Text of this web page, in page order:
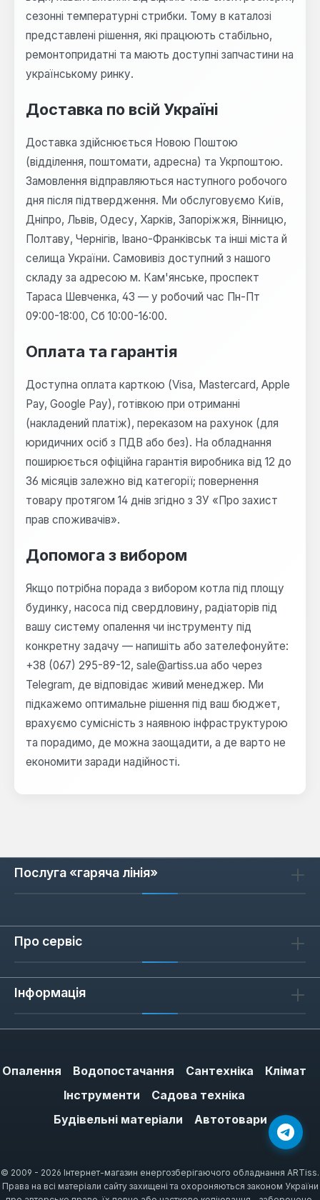
сезонні температурні стрибки. Тому в каталозі
представлені рішення, які працюють стабільно,
ремонтопридатні та мають доступні запчастини на
українському ринку.
Доставка по всій Україні
Доставка здійснюється Новою Поштою
(відділення, поштомати, адресна) та Укрпоштою.
Замовлення відправляються наступного робочого
дня після підтвердження. Ми обслуговуємо Київ,
Дніпро, Львів, Одесу, Харків, Запоріжжя, Вінницю,
Полтаву, Чернігів, Івано-Франківськ та інші міста й
селища України. Самовивіз доступний з нашого
складу за адресою м. Кам'янське, проспект
Тараса Шевченка, 43 — у робочий час Пн-Пт
09:00-18:00, Сб 10:00-16:00.
Оплата та гарантія
Доступна оплата карткою (Visa, Mastercard, Apple
Pay, Google Pay), готівкою при отриманні
(накладений платіж), переказом на рахунок (для
юридичних осіб з ПДВ або без). На обладнання
поширюється офіційна гарантія виробника від 12 до
36 місяців залежно від категорії; повернення
товару протягом 14 днів згідно з ЗУ «Про захист
прав споживачів».
Допомога з вибором
Якщо потрібна порада з вибором котла під площу
будинку, насоса під свердловину, радіаторів під
вашу систему опалення чи інструменту під
конкретну задачу — напишіть або зателефонуйте:
+38 (067) 295-89-12, sale@artiss.ua або через
Telegram, де відповідає живий менеджер. Ми
підкажемо оптимальне рішення під ваш бюджет,
врахуємо сумісність з наявною інфраструктурою
та порадимо, де можна заощадити, а де варто не
економити заради надійності.
Послуга «гаряча лінія»
Про сервіс
Інформація
Опалення Водопостачання Сантехніка
Клімат
Інструменти
Садова техніка
Будівельні матеріали
Автотовари
© 2009 - 2026 Інтернет-магазин енергозберігаючого обладнання ARTiss.
Права на всі матеріали сайту захищені та охороняються законом України